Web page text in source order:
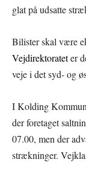
glat på udsatte
Bilister skal være
Vejdirektorateter
veje i det syd- og
I Kolding
der foretaget
07.00, men der
strækninger.